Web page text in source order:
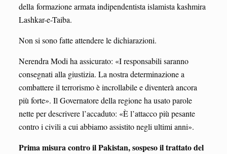
della formazione armata indipendentista islamista kashmira
Lashkar-e-Taiba.
Non si sono fatte attendere le dichiarazioni.
Nerendra Modi ha assicurato: «I responsabili saranno
consegnati alla giustizia. La nostra determinazione a
combattere il terrorismo è incrollabile e diventerà ancora
più forte». Il Governatore della regione ha usato parole
nette per descrivere l’accaduto: «È l’attacco più pesante
contro i civili a cui abbiamo assistito negli ultimi anni».
Prima misura contro il Pakistan, sospeso il trattato del